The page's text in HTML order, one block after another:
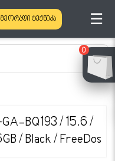
0
მეორადი ტექნიკა ☰